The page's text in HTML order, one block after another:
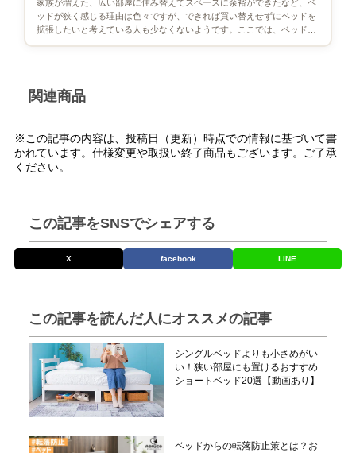
家族が増えた、広い部屋に住み替えてスペースに余裕ができたなど、ベ
ッドが狭く感じる理由は色々ですが、できれば買い替えせずにベッドを
拡張したいと考えている人も少なくないようです。ここでは、ベッドの
関連商品
※この記事の内容は、投稿日（更新）時点での情報に基づいて書
かれています。仕様変更や取扱い終了商品もございます。ご了承
ください。
この記事をSNSでシェアする
X facebook LINE
この記事を読んだ人にオススメの記事
シングルベッドよりも小さめがい
い！狭い部屋にも置けるおすすめ
ショートベッド20選【動画あり】
ベッドからの転落防止策とは？お